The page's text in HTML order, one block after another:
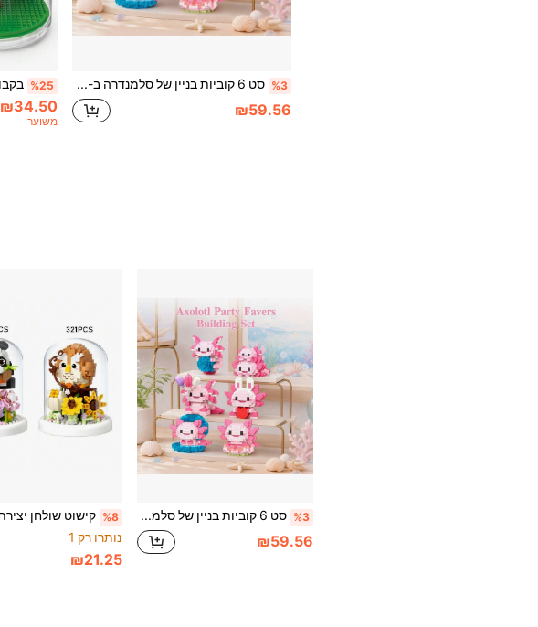
%3 סט 6 קוביות בניין של סלמנדרה ב-1, עיצוב שולחן עבודה יצירתי, צעצוע בנייה של חלקיקים מיקרוסקופיים, קופסת מתנה של 2000+ יחידות לבני בניין, מתנה לשנה החדשה/חג המולד/חג
₪59.56
%25
₪34.50
משוער
%3 סט 6 קוביות בניין של סלמנדרה ב-1, עיצוב שולחן עבודה יצירתי, צעצוע בנייה של חלקיקים מיקרוסקופיים, קופסת מתנה של 2000+ יחידות לבני בניין, מתנה לשנה החדשה/חג המולד/חג
₪59.56
%8
נותרו רק 1
₪21.25